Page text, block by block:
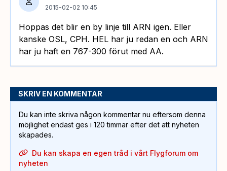
2015-02-02 10:45
Hoppas det blir en by linje till ARN igen. Eller
kanske OSL, CPH. HEL har ju redan en och ARN
har ju haft en 767-300 förut med AA.
SKRIV EN KOMMENTAR
Du kan inte skriva någon kommentar nu eftersom denna
möjlighet endast ges i 120 timmar efter det att nyheten
skapades.
Du kan skapa en egen tråd i vårt Flygforum om
nyheten